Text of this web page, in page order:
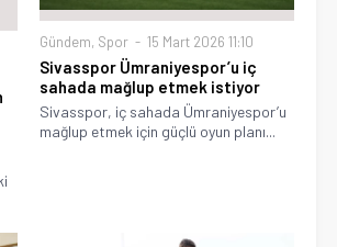
Gündem, Spor 15 Mart 2026 11:10
Sivasspor Ümraniyespor’u iç
sahada mağlup etmek istiyor
Sivasspor, iç sahada Ümraniyespor’u
mağlup etmek için güçlü oyun planı...